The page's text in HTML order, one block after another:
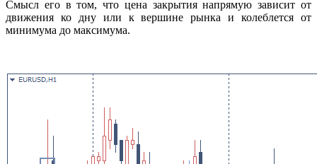
Смысл его в том, что цена закрытия напрямую зависит от
движения ко дну или к вершине рынка и колеблется от
минимума до максимума.